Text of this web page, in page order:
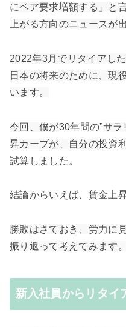
にベア要求増額する」と
上がる方向のニュースが
2022年3月でリタイアし
日本の将来のために、現
います。
今回、僕が30年間の”サラ
昇カーブが、自分の投資
試算しました。
結論からいえば、賃金上
勝敗はさておき、 労力に
振り返って考えてみます。
新入社員からリタイ